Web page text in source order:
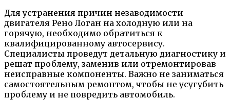
Для устранения причин незаводимости
двигателя Рено Логан на холодную или на
горячую, необходимо обратиться к
квалифицированному автосервису.
Специалисты проведут детальную диагностику и
решат проблему, заменив или отремонтировав
неисправные компоненты. Важно не заниматься
самостоятельным ремонтом, чтобы не усугубить
проблему и не повредить автомобиль.